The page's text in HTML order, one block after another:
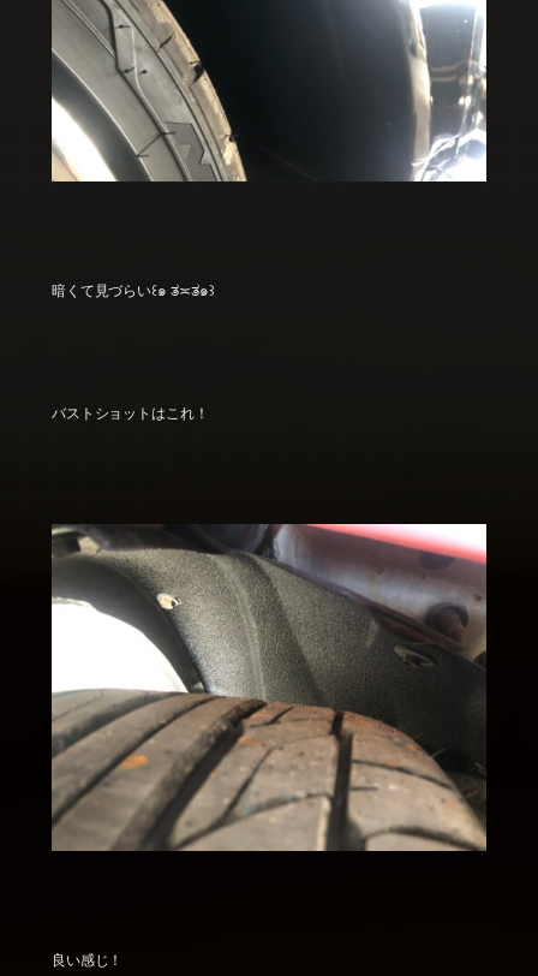
暗くて見づらい꒰๑ ತ≍ತ๑꒱
バストショットはこれ！
良い感じ！